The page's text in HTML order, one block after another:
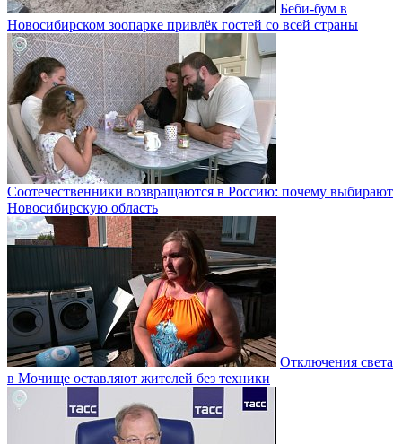
Беби-бум в
Новосибирском зоопарке привлёк гостей со всей страны
Соотечественники возвращаются в Россию: почему выбирают
Новосибирскую область
Отключения света
в Мочище оставляют жителей без техники